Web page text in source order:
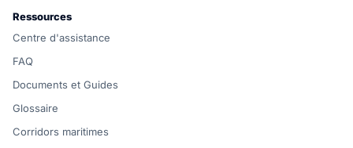
Ressources
Centre d'assistance
FAQ
Documents et Guides
Glossaire
Corridors maritimes